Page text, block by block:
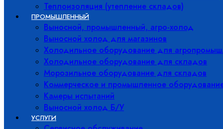
Теплоизоляция (утепление складов)
ПРОМЫШЛЕННЫЙ
Выносной, промышленный, агро-холод
Выносной холод для магазинов
Холодильное оборудование для
Холодильное оборудование для складов
Морозильное оборудование для складов
Коммерческое и промышленное
Камеры испытаний
Выносной холод Б/У
УСЛУГИ